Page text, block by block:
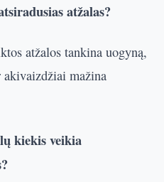
atžalas?
atžalos tankina uogyną,
mažina
kiekis veikia